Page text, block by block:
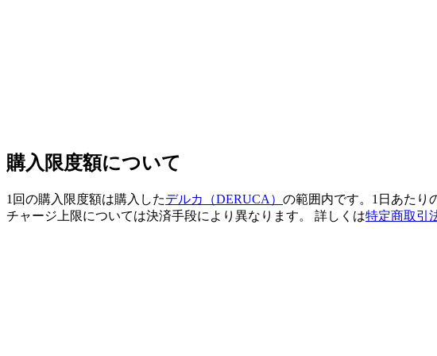
購入限度額について
1回の購入限度額は購入したデルカ（DERUCA） の範囲内です。1日あたり
チャージ上限については決済手段により異なります。 詳しくは特定商取引